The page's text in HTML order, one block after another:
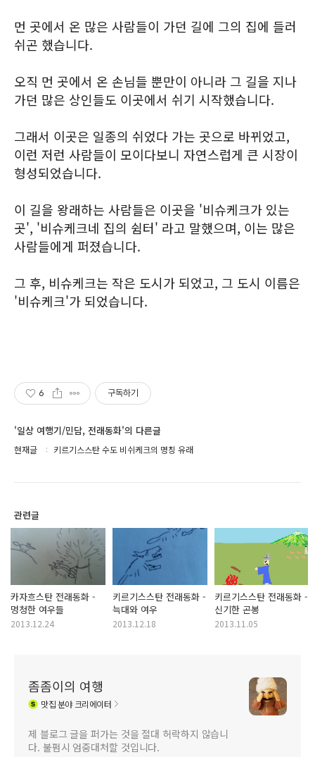
먼 곳에서 온 많은 사람들이 가던 길에 그의 집에 들러
쉬곤 했습니다.
오직 먼 곳에서 온 손님들 뿐만이 아니라 그 길을 지나
가던 많은 상인들도 이곳에서 쉬기 시작했습니다.
그래서 이곳은 일종의 쉬었다 가는 곳으로 바뀌었고,
이런 저런 사람들이 모이다보니 자연스럽게 큰 시장이
형성되었습니다.
이 길을 왕래하는 사람들은 이곳을 '비슈케크가 있는
곳', '비슈케크네 집의 쉼터' 라고 말했으며, 이는 많은
사람들에게 퍼졌습니다.
그 후, 비슈케크는 작은 도시가 되었고, 그 도시 이름은
'비슈케크'가 되었습니다.
6 구독하기
'일상 여행기/민담, 전래동화'의 다른글
현재글 키르기스스탄 수도 비쉬케크의 명칭 유래
관련글
카자흐스탄 전래동화 -
멍청한 여우들
2013.12.24
키르기스스탄 전래동화 -
늑대와 여우
2013.12.18
키르기스스탄 전래동화 -
신기한 곤봉
2013.11.05
좀좀이의 여행
맛집분야 크리에이터
제 블로그 글을 퍼가는 것을 절대 허락하지 않습니
다. 불펌시 엄중대처할 것입니다.